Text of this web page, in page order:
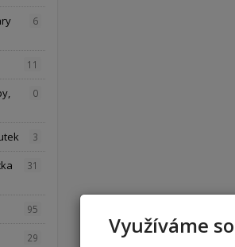
6
11
0
3
31
95
29 Využíváme